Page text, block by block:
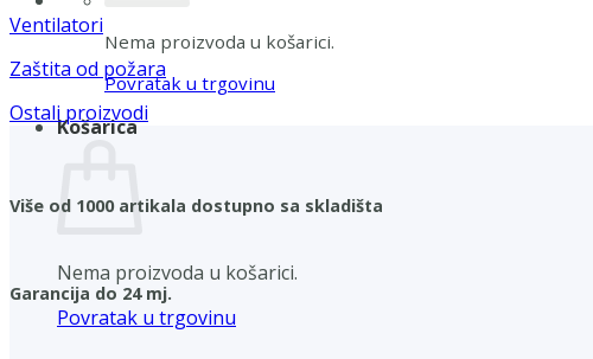
Nema proizvoda u košarici.
Povratak u trgovinu
Košarica
Nema proizvoda u košarici.
Povratak u trgovinu
Ventilatori
Zaštita od požara
Ostali proizvodi
Više od 1000 artikala dostupno sa skladišta
Garancija do 24 mj.